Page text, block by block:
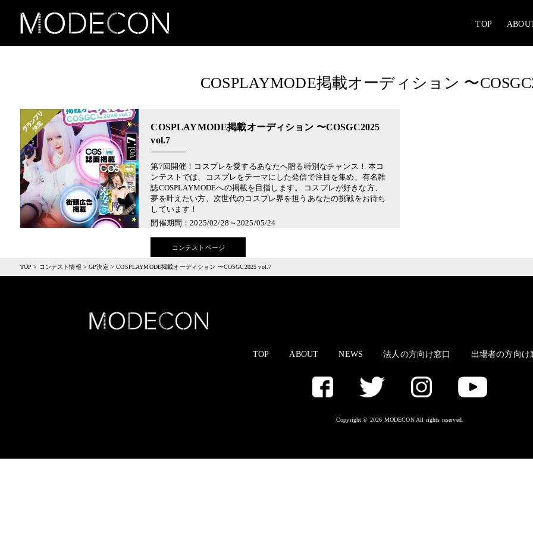
TOP
COSPLAYMODE掲載オーディション 〜
COSPLAYMODE掲載オーディション 〜COSGC2025
vol.7
第7回開催！コスプレを愛するあなたへ贈る特別なチャンス！ 本コ
ンテストでは、コスプレをテーマにした発信で注目を集め、有名雑
誌COSPLAYMODEへの掲載を目指します。 コスプレが好きな方、
夢を叶えたい方、次世代のコスプレ界を担うあなたの挑戦をお待ち
しています！
開催期間：2025/02/28～2025/05/24
コンテストページ
TOP > コンテスト情報 >GP決定 >COSPLAYMODE掲載オーディション 〜COSGC2025 vol.7
TOP ABOUT NEWS 法人の方向け窓口 出場者の方向け
Copyright © 2026 MODECON All rights reserved.